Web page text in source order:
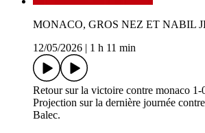
MONACO, GROS NEZ ET NABIL
12/05/2026
1 h 11 min
Retour sur la victoire contre monaco
Projection sur la dernière journée
Balec.